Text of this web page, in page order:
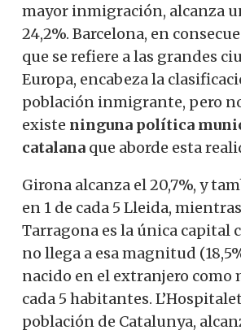
mayor inmigración, alcanza
24,2%. Barcelona, ​​en
que se refiere a las grandes
Europa, encabeza la
población inmigrante, pero
existe ninguna política
catalana que aborde esta
Girona alcanza el 20,7%, y
en 1 de cada 5 Lleida,
Tarragona es la única capital
no llega a esa magnitud
nacido en el extranjero como
cada 5 habitantes.
población de Catalunya,